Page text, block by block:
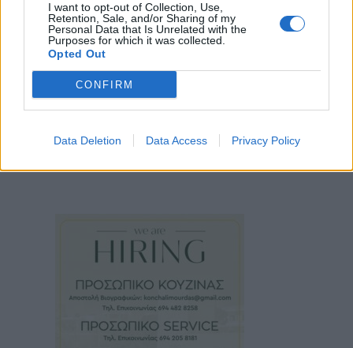
I want to opt-out of Collection, Use,
Retention, Sale, and/or Sharing of my
Personal Data that Is Unrelated with the
Purposes for which it was collected.
Opted Out
CONFIRM
Data Deletion Data Access Privacy Policy